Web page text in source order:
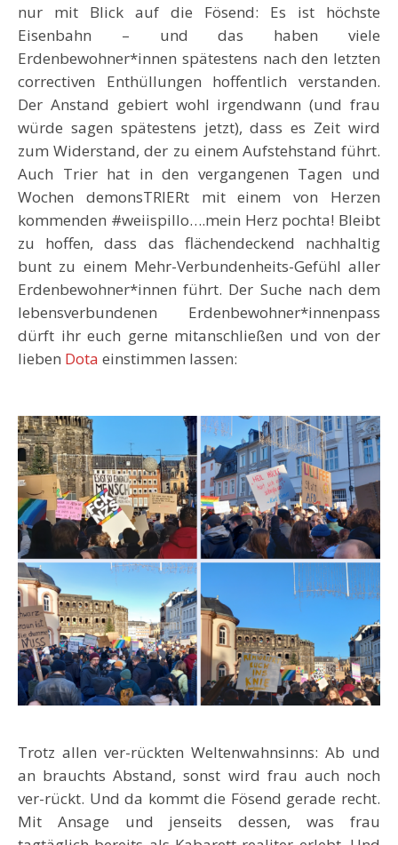
nur mit Blick auf die Fösend: Es ist höchste
Eisenbahn – und das haben viele
Erdenbewohner*innen spätestens nach den letzten
correctiven Enthüllungen hoffentlich verstanden.
Der Anstand gebiert wohl irgendwann (und frau
würde sagen spätestens jetzt), dass es Zeit wird
zum Widerstand, der zu einem Aufstehstand führt.
Auch Trier hat in den vergangenen Tagen und
Wochen demonsTRIERt mit einem von Herzen
kommenden #weiispillo….mein Herz pochta! Bleibt
zu hoffen, dass das flächendeckend nachhaltig
bunt zu einem Mehr-Verbundenheits-Gefühl aller
Erdenbewohner*innen führt. Der Suche nach dem
lebensverbundenen Erdenbewohner*innenpass
dürft ihr euch gerne mitanschließen und von der
lieben Dota einstimmen lassen:
Trotz allen ver-rückten Weltenwahnsinns: Ab und
an brauchts Abstand, sonst wird frau auch noch
ver-rückt. Und da kommt die Fösend gerade recht.
Mit Ansage und jenseits dessen, was frau